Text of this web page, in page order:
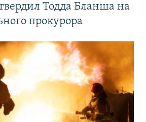
Тодда Бланша на
прокурора